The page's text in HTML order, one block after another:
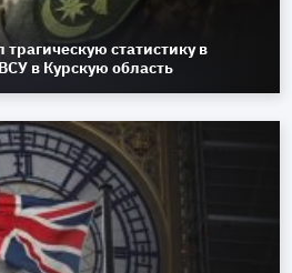
статистику в
в Курскую область